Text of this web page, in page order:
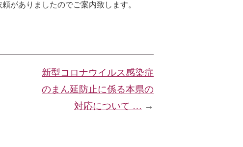
がありましたのでご案内致します。
新型コロナウイルス感染症
のまん延防止に係る本県の
対応について … →